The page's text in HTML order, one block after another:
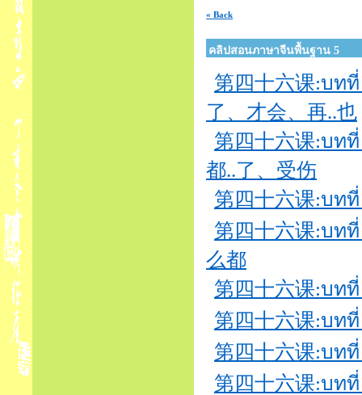
« Back
คลิปสอนภาษาจีนพื้นฐาน 5
第四十六课:บท
了、才会、再..也
第四十六课:บท
都..了、受伤
第四十六课:บท
第四十六课:บท
么都
第四十六课:บท
第四十六课:บท
第四十六课:บท
第四十六课:บท